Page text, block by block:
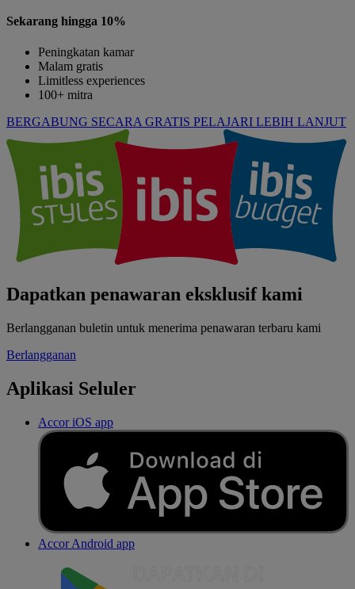
Sekarang hingga 10%
Peningkatan kamar
Malam gratis
Limitless experiences
100+ mitra
BERGABUNG SECARA GRATIS PELAJARI LEBIH LANJUT
Dapatkan penawaran eksklusif kami
Berlangganan buletin untuk menerima penawaran terbaru kami
Berlangganan
Aplikasi Seluler
Accor iOS app
Accor Android app